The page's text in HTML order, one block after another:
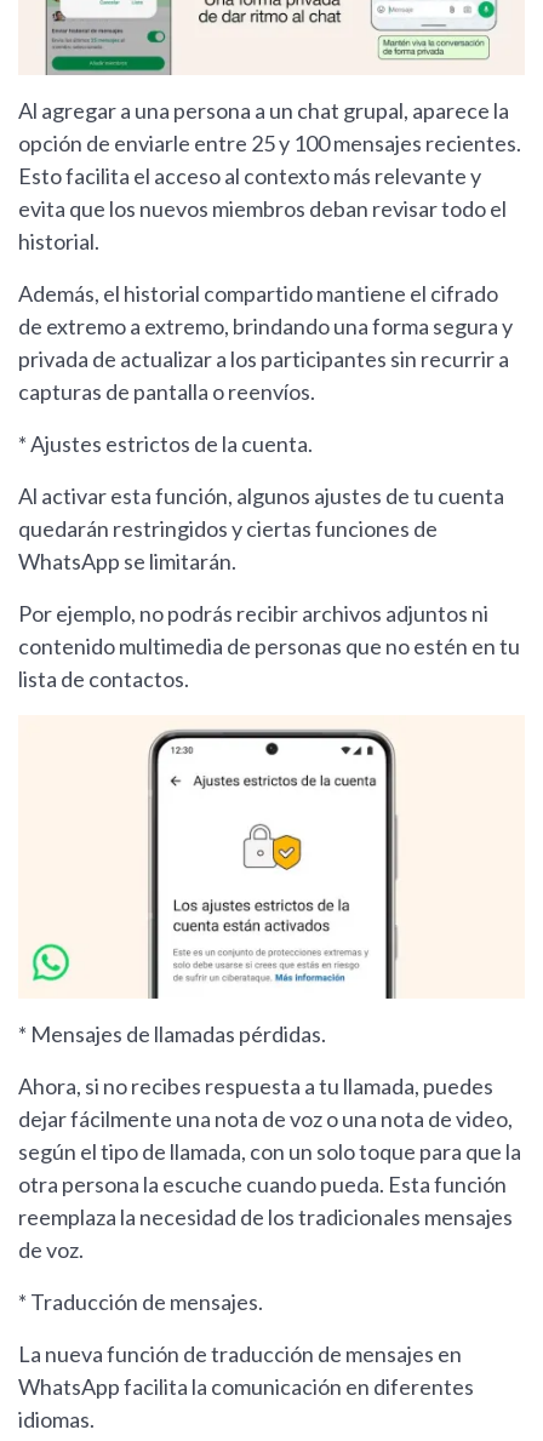
Al agregar a una persona a un chat grupal, aparece la
opción de enviarle entre 25 y 100 mensajes recientes.
Esto facilita el acceso al contexto más relevante y
evita que los nuevos miembros deban revisar todo el
historial.
Además, el historial compartido mantiene el cifrado
de extremo a extremo, brindando una forma segura y
privada de actualizar a los participantes sin recurrir a
capturas de pantalla o reenvíos.
* Ajustes estrictos de la cuenta.
Al activar esta función, algunos ajustes de tu cuenta
quedarán restringidos y ciertas funciones de
WhatsApp se limitarán.
Por ejemplo, no podrás recibir archivos adjuntos ni
contenido multimedia de personas que no estén en tu
lista de contactos.
* Mensajes de llamadas pérdidas.
Ahora, si no recibes respuesta a tu llamada, puedes
dejar fácilmente una nota de voz o una nota de video,
según el tipo de llamada, con un solo toque para que la
otra persona la escuche cuando pueda. Esta función
reemplaza la necesidad de los tradicionales mensajes
de voz.
* Traducción de mensajes.
La nueva función de traducción de mensajes en
WhatsApp facilita la comunicación en diferentes
idiomas.